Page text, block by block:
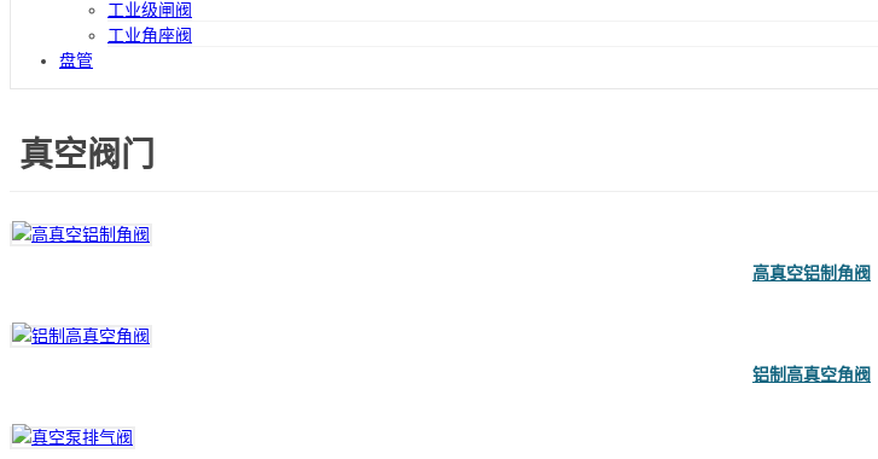
工业级闸阀
工业角座阀
盘管
真空阀门
高真空铝制角阀
铝制高真空角阀